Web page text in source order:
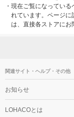
・ 現在ご覧になっている
れています。ページに
は、直接各ストアにお
関連サイト・ヘルプ・その他
お知らせ
LOHACOとは